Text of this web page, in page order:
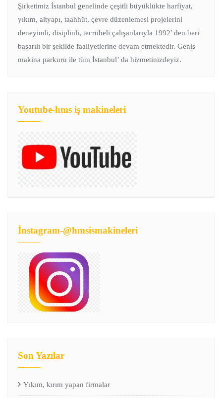
Şirketimiz İstanbul genelinde çeşitli büyüklükte harfiyat,
yıkım, altyapı, taahhüt, çevre düzenlemesi projelerini
deneyimli, disiplinli, tecrübeli çalışanlarıyla 1992′ den beri
başarılı bir şekilde faaliyetlerine devam etmektedir. Geniş
makina parkuru ile tüm İstanbul’ da hizmetinizdeyiz.
Youtube-hms iş makineleri
İnstagram-@hmsismakineleri
Son Yazılar
Yıkım, kırım yapan firmalar